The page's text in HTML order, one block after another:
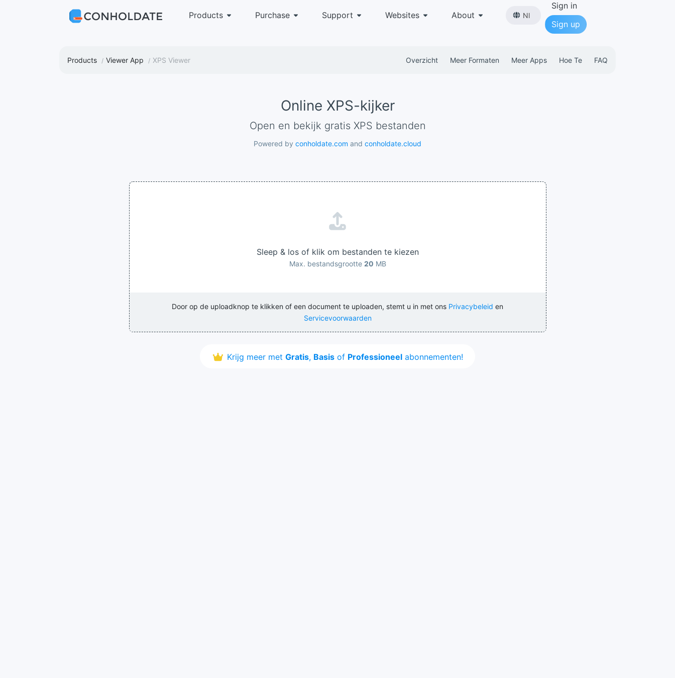
Products Purchase Support Websites About Nl
Sign in
Sign up
Products Viewer App XPS Viewer Overzicht Meer Formaten Meer Apps Hoe Te FAQ
Online XPS-kijker
Open en bekijk gratis XPS bestanden
Powered by conholdate.com and conholdate.cloud
Sleep & los of klik om bestanden te kiezen
Max. bestandsgrootte 20 MB
Door op de uploadknop te klikken of een document te uploaden, stemt u in met ons Privacybeleid en
Servicevoorwaarden
Krijg meer met Gratis, Basis of Professioneel abonnementen!